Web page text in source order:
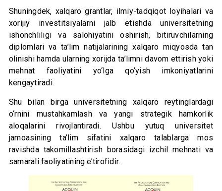
Shuningdek, xalqaro grantlar, ilmiy-tadqiqot loyihalari va
xorijiy investitsiyalarni jalb etishda universitetning
ishonchliligi va salohiyatini oshirish, bitiruvchilarning
diplomlari va ta’lim natijalarining xalqaro miqyosda tan
olinishi hamda ularning xorijda ta’limni davom ettirish yoki
mehnat faoliyatini yo‘lga qo‘yish imkoniyatlarini
kengaytiradi.
Shu bilan birga universitetning xalqaro reytinglardagi
o‘rnini mustahkamlash va yangi strategik hamkorlik
aloqalarini rivojlantiradi. Ushbu yutuq universitet
jamoasining ta’lim sifatini xalqaro talablarga mos
ravishda takomillashtirish borasidagi izchil mehnati va
samarali faoliyatining e’tirofidir.